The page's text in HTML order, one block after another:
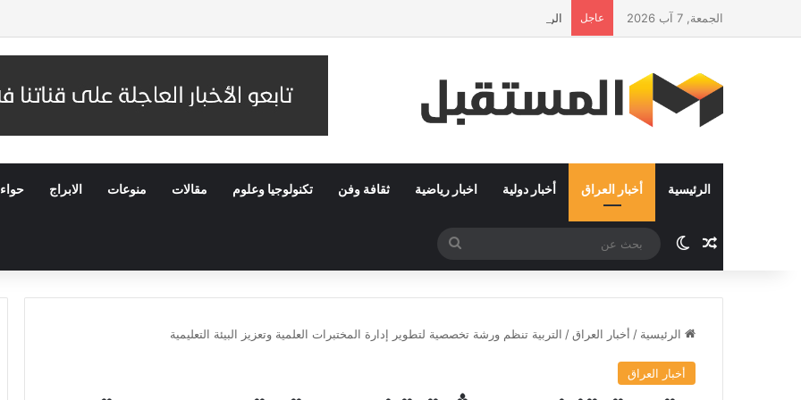
الجمعة, 7 آب 2026 عاجل الرئيس في زيارة رسمية إلى سلطنة عُمان.. والسفير السعودي يستقبل وفد IMF
الرئيسية أخبار العراق أخبار دولية اخبار رياضية ثقافة وفن تكنولوجيا وعلوم مقالات منوعات الابراج حواء
مقال عشوائي
الوضع المظلم
بحث
عن
الرئيسية / أخبار العراق/ التربية تنظم ورشة تخصصية لتطوير إدارة المختبرات العلمية وتعزيز البيئة التعليمية
أخبار العراق